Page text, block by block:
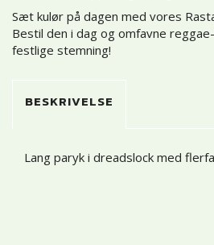
Sæt kulør på dagen med vores
Bestil den i dag og omfavne
festlige stemning!
BESKRIVELSE
Lang paryk i dreadslock med